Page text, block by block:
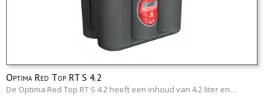
Optima Red Top RT S 4.2
De Optima Red Top RT S 4.2 heeft een inhoud van 4.2 liter en…